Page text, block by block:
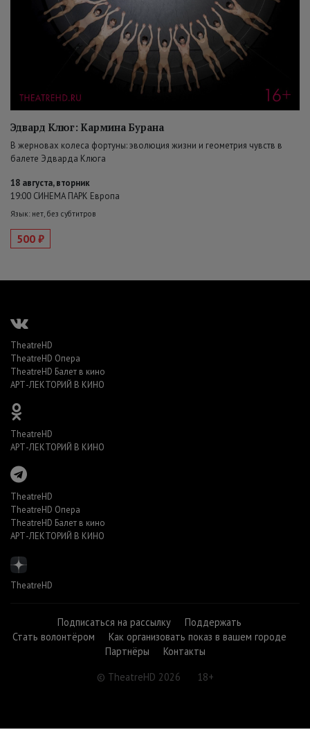
Эдвард Клюг: Кармина Бурана
В жерновах колеса фортуны: эволюция жизни и геометрия чувств в
балете Эдварда Клюга
18 августа, вторник
19:00 СИНЕМА ПАРК Европа
Язык: нет, без субтитров
500 ₽
TheatreHD
TheatreHD Опера
TheatreHD Балет в кино
АРТ-ЛЕКТОРИЙ В КИНО
TheatreHD
АРТ-ЛЕКТОРИЙ В КИНО
TheatreHD
TheatreHD Опера
TheatreHD Балет в кино
АРТ-ЛЕКТОРИЙ В КИНО
TheatreHD
Подписаться на рассылку
Поддержать
Стать волонтёром
Как организовать показ в вашем городе
Партнёры
Контакты
© TheatreHD 2026
18+